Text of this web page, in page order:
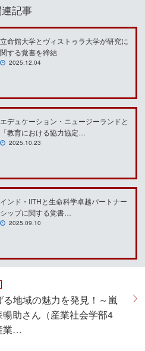
記事
立命館大学とヴィストゥラ大学が研究に
関する覚書を締結
2025.12.04
エデュケーション・ニュージーランドと
「教育における協力協定…
2025.10.23
インド・IITHと生命科学卓越パートナー
シップに関する覚書…
2025.09.10
る地域の魅力を発見！～嵐
助さん（産業社会学部4
業…